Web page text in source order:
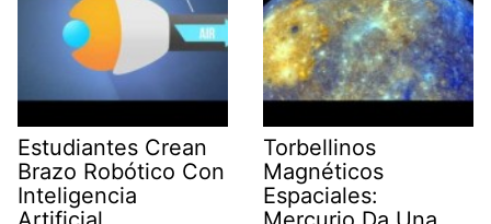
Estudiantes Crean
Brazo Robótico Con
Inteligencia
Torbellinos
Magnéticos
Espaciales: